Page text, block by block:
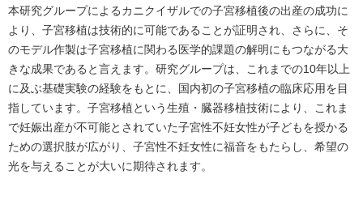
本研究グループによるカニクイザルでの子宮移植後の出産の成功に
より、子宮移植は技術的に可能であることが証明され、さらに、そ
のモデル作製は子宮移植に関わる医学的課題の解明にもつながる大
きな成果であると言えます。研究グループは、これまでの10年以上
に及ぶ基礎実験の経験をもとに、国内初の子宮移植の臨床応用を目
指しています。子宮移植という生殖・臓器移植技術により、これま
で妊娠出産が不可能とされていた子宮性不妊女性が子どもを授かる
ための選択肢が広がり、子宮性不妊女性に福音をもたらし、希望の
光を与えることが大いに期待されます。